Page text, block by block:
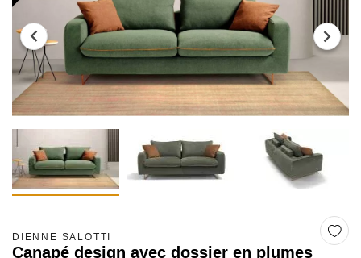
DIENNE SALOTTI
Canapé design avec dossier en plumes